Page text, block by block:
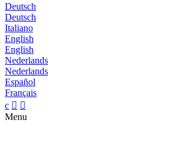
Deutsch
Deutsch
Italiano
English
English
Nederlands
Nederlands
Español
Français
c  
Menu